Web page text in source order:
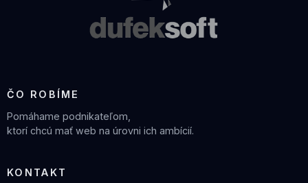
ČO ROBÍME
Pomáhame podnikateľom,
ktorí chcú mať web na úrovni ich ambícií.
KONTAKT